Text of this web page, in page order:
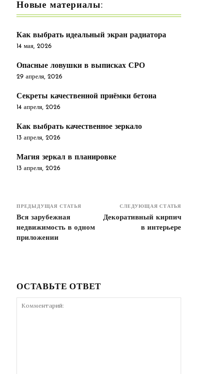
Новые материалы:
Как выбрать идеальный экран радиатора
14 мая, 2026
Опасные ловушки в выписках СРО
29 апреля, 2026
Секреты качественной приёмки бетона
14 апреля, 2026
Как выбрать качественное зеркало
13 апреля, 2026
Магия зеркал в планировке
13 апреля, 2026
ПРЕДЫДУЩАЯ СТАТЬЯ
Вся зарубежная
недвижимость в одном
приложении
СЛЕДУЮЩАЯ СТАТЬЯ
Декоративный кирпич
в интерьере
ОСТАВЬТЕ ОТВЕТ